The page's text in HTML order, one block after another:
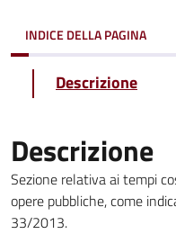
INDICE DELLA PAGINA
Descrizione
Descrizione
Sezione relativa ai tempi
opere pubbliche, come
33/2013.